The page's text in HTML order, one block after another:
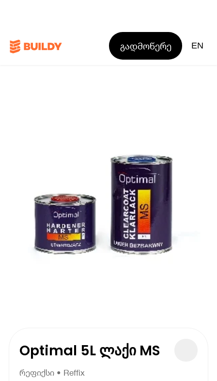
გადმოწერე EN
Optimal 5L ლაქი MS
რეფიქსი • Reffix